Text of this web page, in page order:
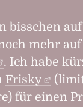
bisschen
mehr auf
. Ich habe
Frisky
für einen